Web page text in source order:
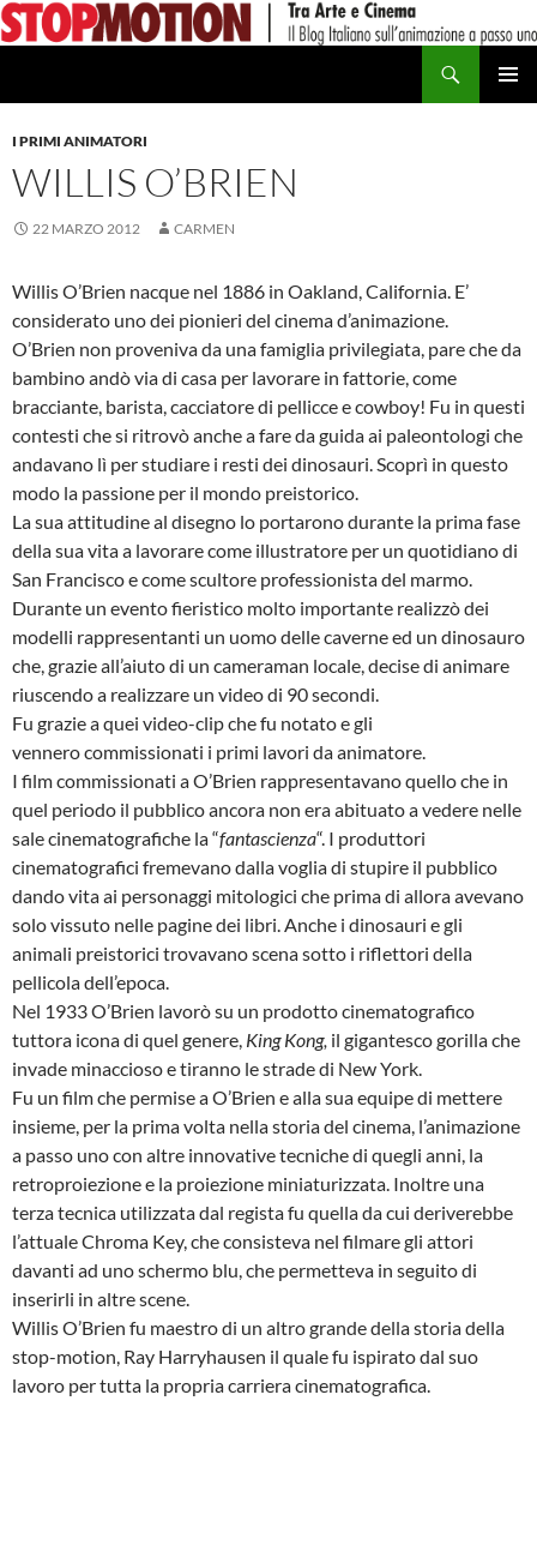
Vai
al
I PRIMI ANIMATORI
WILLIS O’BRIEN
22 MARZO 2012 CARMEN
Willis O’Brien nacque nel 1886 in Oakland, California. E’
considerato uno dei pionieri del cinema d’animazione.
O’Brien non proveniva da una famiglia privilegiata, pare che da
bambino andò via di casa per lavorare in fattorie, come
bracciante, barista, cacciatore di pellicce e cowboy! Fu in questi
contesti che si ritrovò anche a fare da guida ai paleontologi che
andavano lì per studiare i resti dei dinosauri. Scoprì in questo
modo la passione per il mondo preistorico.
La sua attitudine al disegno lo portarono durante la prima fase
della sua vita a lavorare come illustratore per un quotidiano di
San Francisco e come scultore professionista del marmo.
Durante un evento fieristico molto importante realizzò dei
modelli rappresentanti un uomo delle caverne ed un dinosauro
che, grazie all’aiuto di un cameraman locale, decise di animare
riuscendo a realizzare un video di 90 secondi.
Fu grazie a quei video-clip che fu notato e gli
vennero commissionati i primi lavori da animatore.
I film commissionati a O’Brien rappresentavano quello che in
quel periodo il pubblico ancora non era abituato a vedere nelle
sale cinematografiche la “fantascienza“. I produttori
cinematografici fremevano dalla voglia di stupire il pubblico
dando vita ai personaggi mitologici che prima di allora avevano
solo vissuto nelle pagine dei libri. Anche i dinosauri e gli
animali preistorici trovavano scena sotto i riflettori della
pellicola dell’epoca.
Nel 1933 O’Brien lavorò su un prodotto cinematografico
tuttora icona di quel genere, King Kong, il gigantesco gorilla che
invade minaccioso e tiranno le strade di New York.
Fu un film che permise a O’Brien e alla sua equipe di mettere
insieme, per la prima volta nella storia del cinema, l’animazione
a passo uno con altre innovative tecniche di quegli anni, la
retroproiezione e la proiezione miniaturizzata. Inoltre una
terza tecnica utilizzata dal regista fu quella da cui deriverebbe
l’attuale Chroma Key, che consisteva nel filmare gli attori
davanti ad uno schermo blu, che permetteva in seguito di
inserirli in altre scene.
Willis O’Brien fu maestro di un altro grande della storia della
stop-motion, Ray Harryhausen il quale fu ispirato dal suo
lavoro per tutta la propria carriera cinematografica.